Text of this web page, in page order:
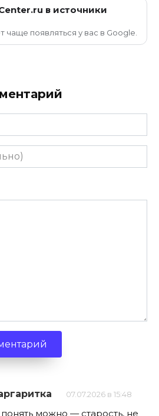
в источники
чаще появляться у вас в Google.
07.07.2026 в 15:48
можно — старость, не